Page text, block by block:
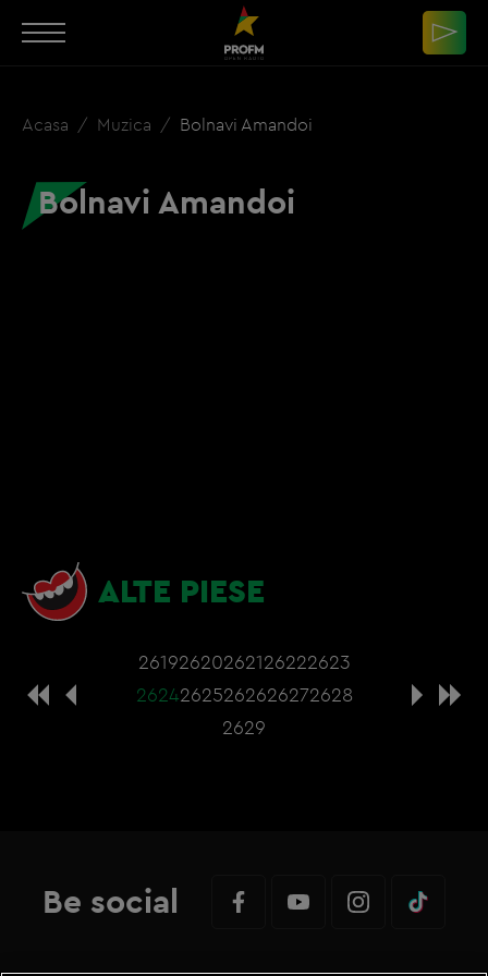
Acasa Muzica Bolnavi Amandoi
Bolnavi Amandoi
ALTE PIESE
26192620262126222623
26242625262626272628
2629
Be social